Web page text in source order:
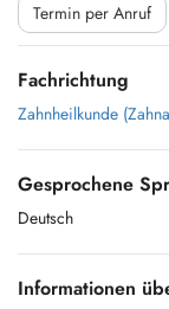
Termin per Anruf
Fachrichtung
Zahnheilkunde
Gesprochene
Deutsch
Informationen